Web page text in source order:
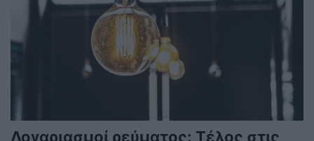
Λογαριασμοί ρεύματος: Τέλος στις